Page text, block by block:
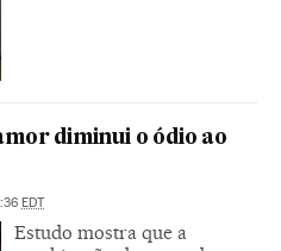
diminui o ódio ao
EDT
Estudo mostra que a